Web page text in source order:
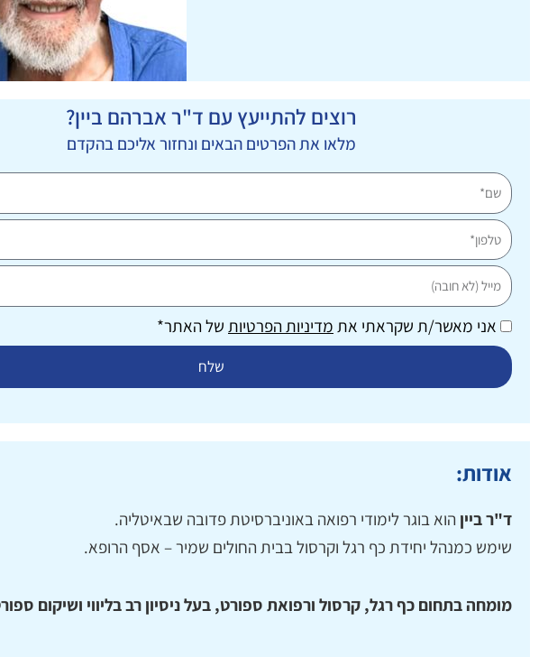
רוצים להתייעץ עם ד"ר אברהם ביין?
מלאו את הפרטים הבאים ונחזור אליכם בהקדם
שם
טלפון
מייל
אני מאשר/ת שקראתי את מדיניות הפרטיות של האתר*
שלח
אודות:
ד"ר ביין הוא בוגר לימודי רפואה באוניברסיטת פדובה שבאיטליה.
שימש כמנהל יחידת כף רגל וקרסול בבית החולים שמיר – אסף הרופא.
מומחה בתחום כף רגל, קרסול ורפואת ספורט, בעל ניסיון רב בליווי ושיקום